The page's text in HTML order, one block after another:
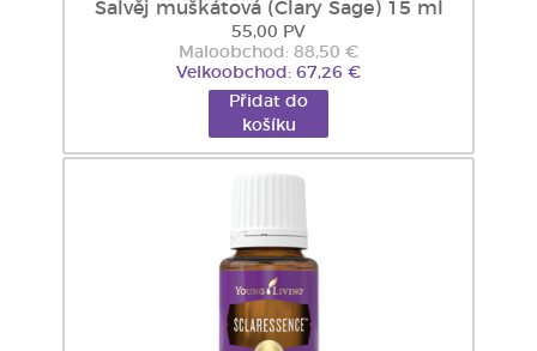
Šalvěj muškátová (Clary Sage) 15 ml
55,00 PV
Maloobchod: 88,50 €
Velkoobchod: 67,26 €
Přidat do
košíku